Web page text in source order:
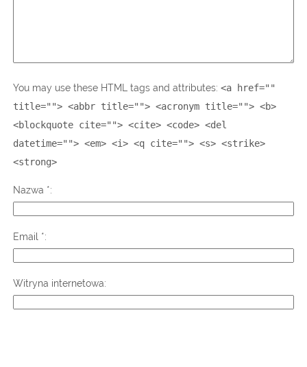
You may use these HTML tags and attributes: <a href=""
title=""> <abbr title=""> <acronym title=""> <b>
<blockquote cite=""> <cite> <code> <del
datetime=""> <em> <i> <q cite=""> <s> <strike>
<strong>
Nazwa *
Email *
Witryna internetowa